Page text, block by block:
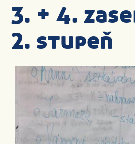
3. + 4.
2. stupeň